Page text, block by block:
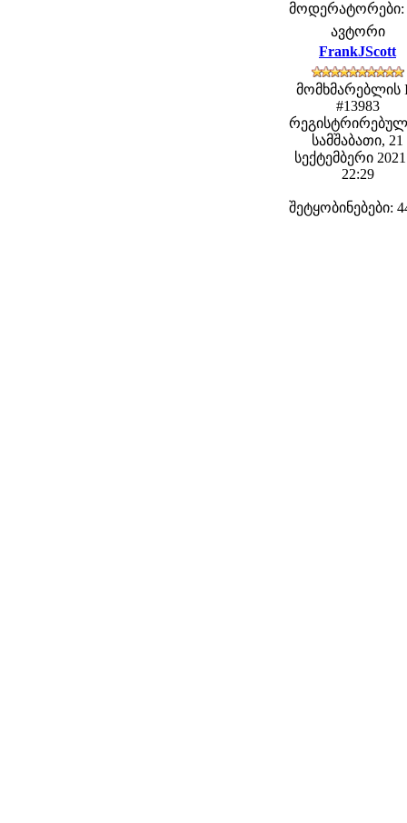
მოდერატორები:
ავტორი
FrankJScott
მომხმარებლის
#13983
სამშაბათი, 21
სექტემბერი
22:29
შეტყობინებები: